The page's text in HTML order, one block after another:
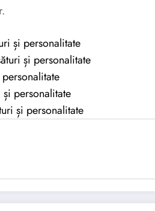
și personalitate
și personalitate
personalitate
și personalitate